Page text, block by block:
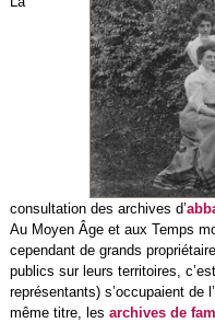
consultation des archives d’
Au Moyen Âge et aux Temps
cependant de grands
publics sur leurs territoires,
représentants) s’occupaient de
même titre, les archives de